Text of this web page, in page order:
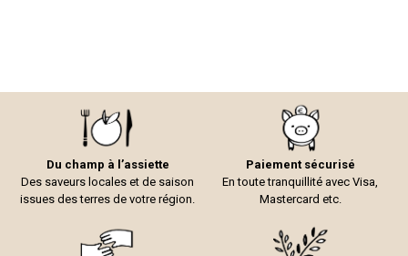
Du champ à l’assiette
Des saveurs locales et de saison
issues des terres de votre région.
Paiement sécurisé
En toute tranquillité avec Visa,
Mastercard etc.